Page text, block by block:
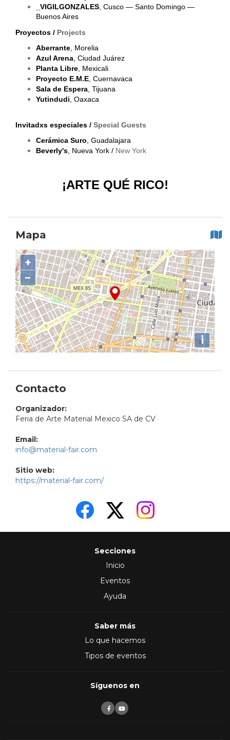
_VIGILGONZALES, Cusco — Santo Domingo —
Buenos Aires
Proyectos / Projects
Aberrante, Morelia
Azul Arena, Ciudad Juárez
Planta Libre, Mexicali
Proyecto E.M.E, Cuernavaca
Sala de Espera, Tijuana
Yutindudi, Oaxaca
Invitadxs especiales / Special Guests
Cerámica Suro, Guadalajara
Beverly's, Nueva York / New York
¡ARTE QUÉ RICO!
Mapa
+
−
i
Contacto
Organizador:
Feria de Arte Material Mexico SA de CV
Email:
info@material-fair.com
Sitio web:
https://material-fair.com/
Secciones
Inicio
Eventos
Ayuda
Saber más
Lo que hacemos
Tipos de eventos
Síguenos en